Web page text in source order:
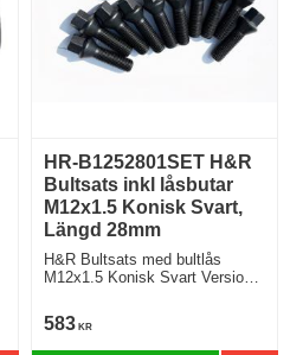
HR-B1252801SET H&R
Bultsats inkl låsbutar
M12x1.5 Konisk Svart,
Längd 28mm
H&R Bultsats med bultlås
M12x1.5 Konisk Svart Version
583 KR